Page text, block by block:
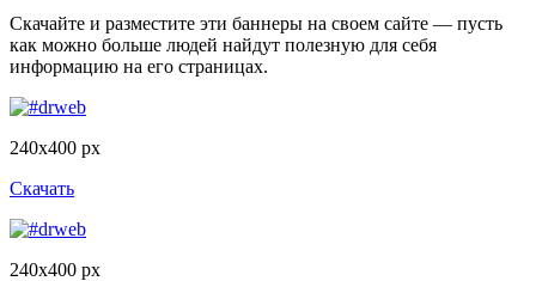
Скачайте и разместите эти баннеры на своем сайте — пусть
как можно больше людей найдут полезную для себя
информацию на его страницах.
240x400 px
Скачать
240x400 px